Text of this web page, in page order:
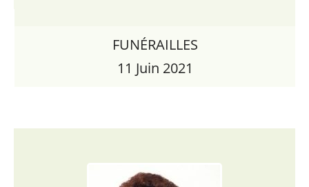
FUNÉRAILLES
11 Juin 2021